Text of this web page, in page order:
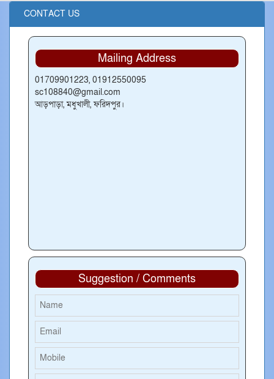
CONTACT US
Mailing Address
01709901223, 01912550095
sc108840@gmail.com
আড়পাড়া, মধুখালী, ফরিদপুর।
Suggestion / Comments